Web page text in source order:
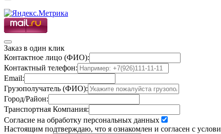
Заказ в один клик
Контактное лицо (ФИО):
Контактный телефон:
Email:
Грузополучатель (ФИО):
Город/Район:
Транспортная Компания:
Согласие на обработку персональных данных
Настоящим подтверждаю, что я ознакомлен и согласен с